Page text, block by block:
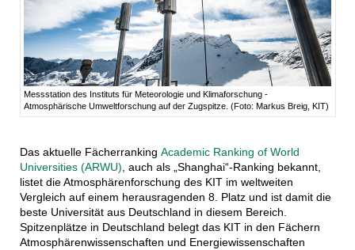
Messstation des Instituts für Meteorologie und Klimaforschung -
Atmosphärische Umweltforschung auf der Zugspitze. (Foto: Markus Breig, KIT)
Das aktuelle Fächerranking Academic Ranking of World
Universities (ARWU), auch als „Shanghai“-Ranking bekannt,
listet die Atmosphärenforschung des KIT im weltweiten
Vergleich auf einem herausragenden 8. Platz und ist damit die
beste Universität aus Deutschland in diesem Bereich.
Spitzenplätze in Deutschland belegt das KIT in den Fächern
Atmosphärenwissenschaften und Energiewissenschaften